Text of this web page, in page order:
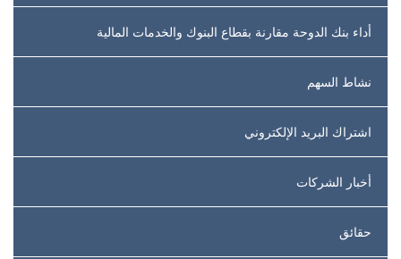
أداء بنك الدوحة مقارنة بقطاع البنوك والخدمات المالية
نشاط السهم
اشتراك البريد الإلكتروني
أخبار الشركات
حقائق